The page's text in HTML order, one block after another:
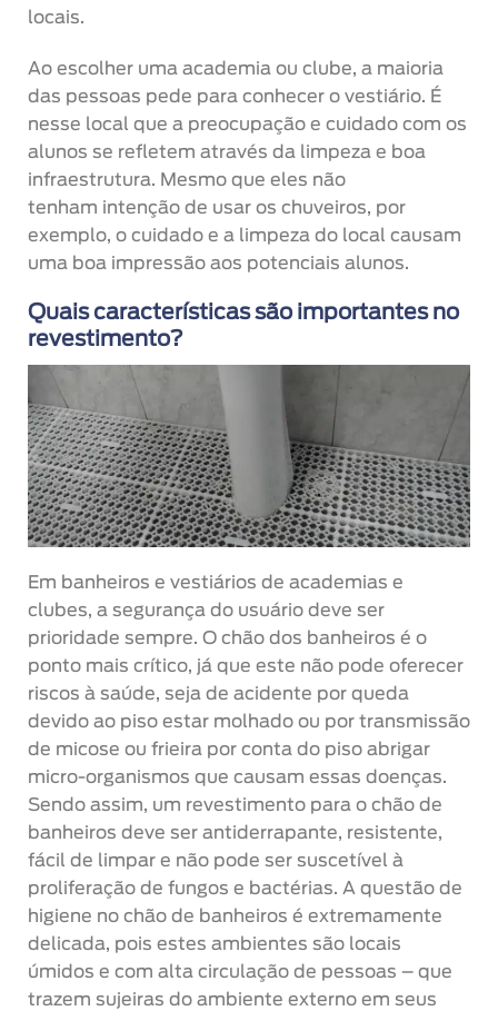
locais.
Ao escolher uma academia ou clube, a maioria
das pessoas pede para conhecer o vestiário. É
nesse local que a preocupação e cuidado com os
alunos se refletem através da limpeza e boa
infraestrutura. Mesmo que eles não
tenham intenção de usar os chuveiros, por
exemplo, o cuidado e a limpeza do local causam
uma boa impressão aos potenciais alunos.
Quais características são importantes no
revestimento?
Em banheiros e vestiários de academias e
clubes, a segurança do usuário deve ser
prioridade sempre. O chão dos banheiros é o
ponto mais crítico, já que este não pode oferecer
riscos à saúde, seja de acidente por queda
devido ao piso estar molhado ou por transmissão
de micose ou frieira por conta do piso abrigar
micro-organismos que causam essas doenças.
Sendo assim, um revestimento para o chão de
banheiros deve ser antiderrapante, resistente,
fácil de limpar e não pode ser suscetível à
proliferação de fungos e bactérias. A questão de
higiene no chão de banheiros é extremamente
delicada, pois estes ambientes são locais
úmidos e com alta circulação de pessoas – que
trazem sujeiras do ambiente externo em seus